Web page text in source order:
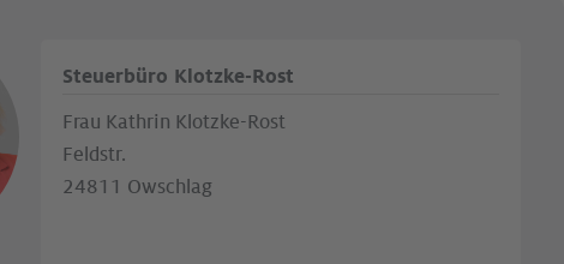
Steuerbüro Klotzke-Rost
Frau Kathrin Klotzke-Rost
Feldstr.
24811 Owschlag